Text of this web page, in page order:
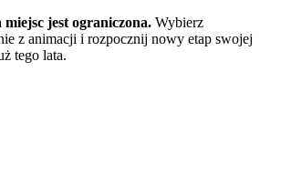
jest ograniczona. Wybierz
z animacji i rozpocznij nowy etap swojej
tego lata.